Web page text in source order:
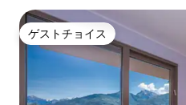
ゲストチョイス
ゲストチョイス